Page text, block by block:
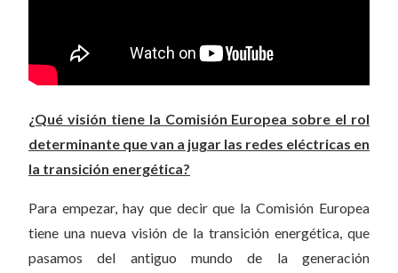
¿Qué visión tiene la Comisión Europea sobre el rol
determinante que van a jugar las redes eléctricas en
la transición energética?
Para empezar, hay que decir que la Comisión Europea
tiene una nueva visión de la transición energética, que
pasamos del antiguo mundo de la generación